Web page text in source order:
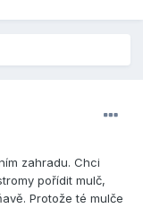
zahradu. Chci
pořídit mulč,
Protože té mulče